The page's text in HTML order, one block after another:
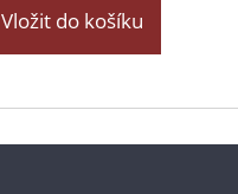
Vložit do košíku